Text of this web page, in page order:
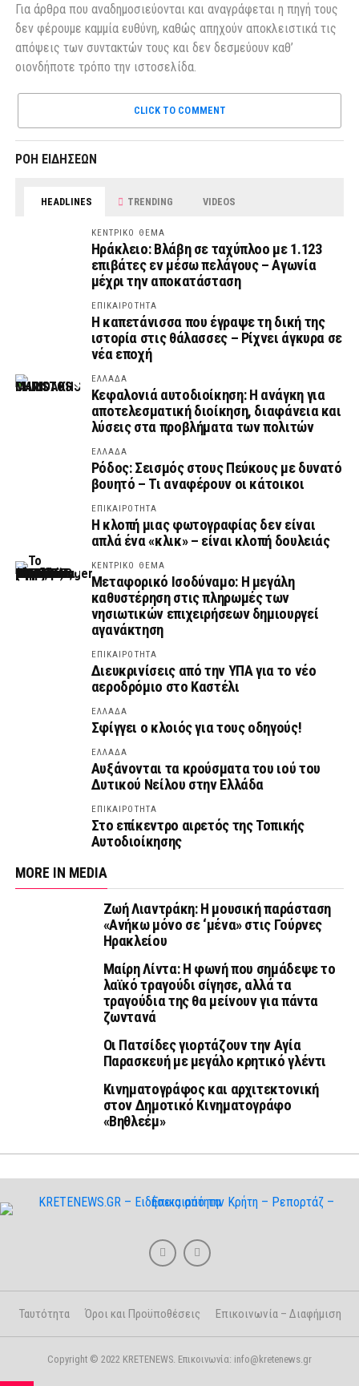
Για άρθρα που αναδημοσιεύονται και αναγράφεται η πηγή τους
δεν φέρουμε καμμία ευθύνη, καθώς απηχούν αποκλειστικά τις
απόψεις των συντακτών τους και δεν δεσμεύουν καθ’
οιονδήποτε τρόπο την ιστοσελίδα.
CLICK TO COMMENT
ΡΟΗ ΕΙΔΗΣΕΩΝ
HEADLINES TRENDING VIDEOS
ΚΕΝΤΡΙΚΟ ΘΕΜΑ
Ηράκλειο: Βλάβη σε ταχύπλοο με 1.123
επιβάτες εν μέσω πελάγους – Αγωνία
μέχρι την αποκατάσταση
ΕΠΙΚΑΙΡΟΤΗΤΑ
Η καπετάνισσα που έγραψε τη δική της
ιστορία στις θάλασσες – Ρίχνει άγκυρα σε
νέα εποχή
ΕΛΛΑΔΑ
Κεφαλονιά αυτοδιοίκηση: Η ανάγκη για
αποτελεσματική διοίκηση, διαφάνεια και
λύσεις στα προβλήματα των πολιτών
ΕΛΛΑΔΑ
Ρόδος: Σεισμός στους Πεύκους με δυνατό
βουητό – Τι αναφέρουν οι κάτοικοι
ΕΠΙΚΑΙΡΟΤΗΤΑ
Η κλοπή μιας φωτογραφίας δεν είναι
απλά ένα «κλικ» – είναι κλοπή δουλειάς
ΚΕΝΤΡΙΚΟ ΘΕΜΑ
Μεταφορικό Ισοδύναμο: Η μεγάλη
καθυστέρηση στις πληρωμές των
νησιωτικών επιχειρήσεων δημιουργεί
αγανάκτηση
ΕΠΙΚΑΙΡΟΤΗΤΑ
Διευκρινίσεις από την ΥΠΑ για το νέο
αεροδρόμιο στο Καστέλι
ΕΛΛΑΔΑ
Σφίγγει ο κλοιός για τους οδηγούς!
ΕΛΛΑΔΑ
Αυξάνονται τα κρούσματα του ιού του
Δυτικού Νείλου στην Ελλάδα
ΕΠΙΚΑΙΡΟΤΗΤΑ
Στο επίκεντρο αιρετός της Τοπικής
Αυτοδιοίκησης
MORE IN MEDIA
Ζωή Λιαντράκη: Η μουσική παράσταση
«Ανήκω μόνο σε ‘μένα» στις Γούρνες
Ηρακλείου
Μαίρη Λίντα: Η φωνή που σημάδεψε το
λαϊκό τραγούδι σίγησε, αλλά τα
τραγούδια της θα μείνουν για πάντα
ζωντανά
Οι Πατσίδες γιορτάζουν την Αγία
Παρασκευή με μεγάλο κρητικό γλέντι
Κινηματογράφος και αρχιτεκτονική
στον Δημοτικό Κινηματογράφο
«Βηθλεέμ»
Ταυτότητα Όροι και Προϋποθέσεις Επικοινωνία – Διαφήμιση
Copyright © 2022 KRETENEWS. Επικοινωνία: info@kretenews.gr